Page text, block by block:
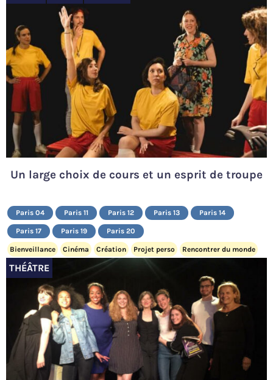
Un large choix de cours et un esprit de troupe
Paris 04 Paris 11 Paris 12 Paris 13 Paris 14
Paris 17 Paris 19 Paris 20
Bienveillance Cinéma Création Projet perso Rencontrer du monde
THÉÂTRE